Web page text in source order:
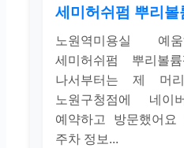
세미허쉬펌 뿌리볼
노원역미용실 예
세미허쉬펌 뿌리볼
나서부터는 제 머
노원구청점에 네
예약하고 방문했어
주차 정보...